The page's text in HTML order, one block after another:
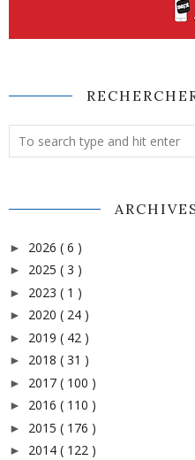
► 2026 ( 6 )
► 2025 ( 3 )
► 2023 ( 1 )
► 2020 ( 24 )
► 2019 ( 42 )
► 2018 ( 31 )
► 2017 ( 100 )
► 2016 ( 110 )
► 2015 ( 176 )
► 2014 ( 122 )